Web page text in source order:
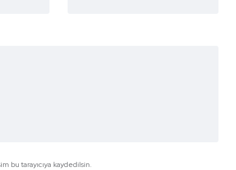
bu tarayıcıya kaydedilsin.